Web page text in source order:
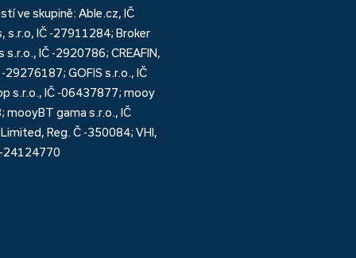
ve skupině: Able.cz, IČ
s.r.o, IČ -27911284; Broker
IČ -2920786; CREAFIN,
GOFIS s.r.o., IČ
s.r.o., IČ -06437877; mooy
gama s.r.o., IČ
Reg. Č -350084; VHI,
-24124770